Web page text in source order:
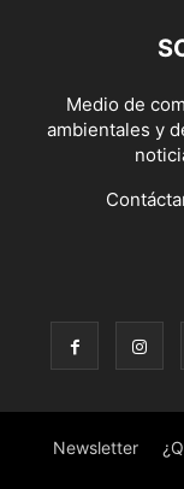
Medio de
ambientales y
Newsletter